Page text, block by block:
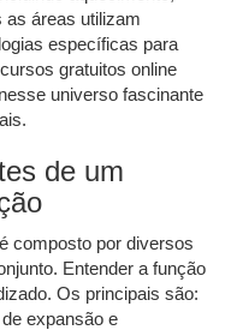
as áreas utilizam
específicas para
gratuitos online
universo fascinante
de um
composto por diversos
Entender a função
Os principais são:
expansão e